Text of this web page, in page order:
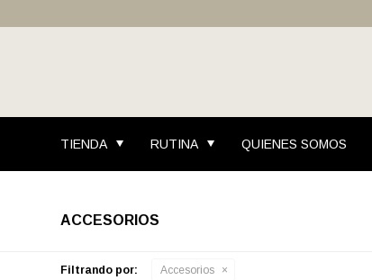
TIENDA RUTINA QUIENES SOMOS
ACCESORIOS
Filtrando por: Accesorios